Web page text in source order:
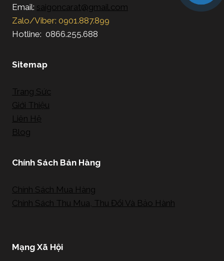
Email: saigoncarat@gmail.com
Zalo/Viber: 0901.887.899
Hotline: 0866.255.688
Sitemap
Trang Sức
Giới Thiệu
Liên Hệ
Blog
Chính Sách Bán Hàng
Chính Sách Mua Hàng
Chính Sách Thu Mua, Thu Đổi Và Bảo Hành
Mạng Xã Hội